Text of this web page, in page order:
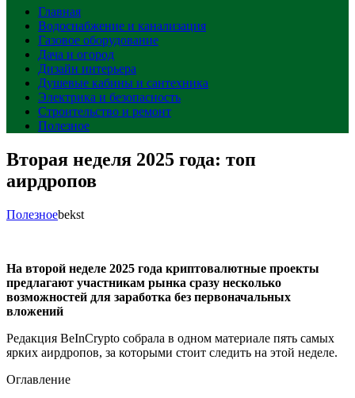
Главная
Водоснабжение и канализация
Газовое оборудование
Дача и огород
Дизайн интерьера
Душевые кабины и сантехника
Электрика и безопасность
Строительство и ремонт
Полезное
Вторая неделя 2025 года: топ
аирдропов
Полезноеbekst
На второй неделе 2025 года криптовалютные проекты
предлагают участникам рынка сразу несколько
возможностей для заработка без первоначальных
вложений
Редакция BeInCrypto собрала в одном материале пять самых
ярких аирдропов, за которыми стоит следить на этой неделе.
Оглавление